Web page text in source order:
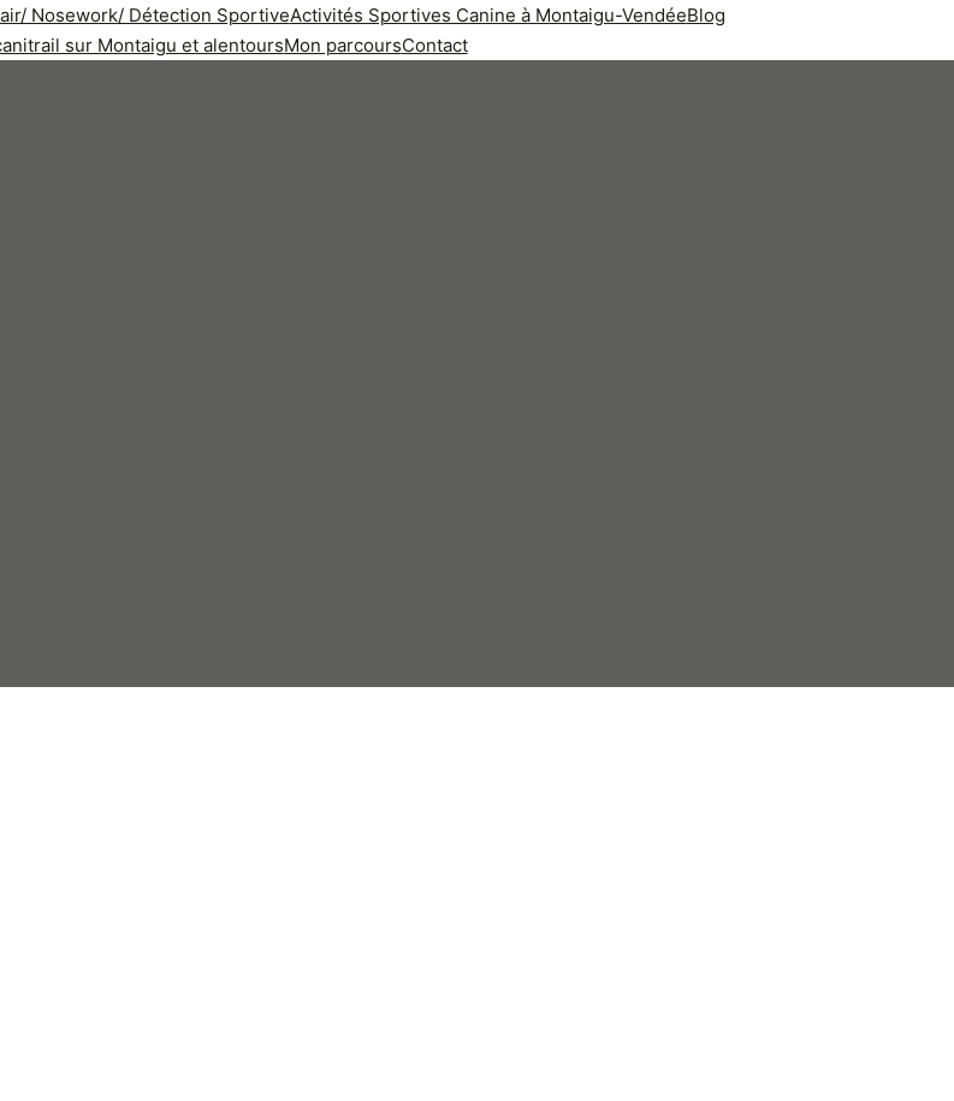
Nosework/ Détection SportiveActivités Sportives Canine à Montaigu-VendéeBlog
sur Montaigu et alentoursMon parcoursContact